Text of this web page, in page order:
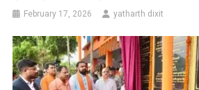
February 17, 2026 yatharth dixit